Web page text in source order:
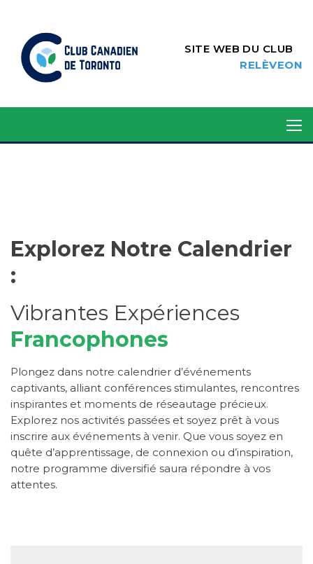
SITE WEB DU CLUB
RELÈVEON
Explorez Notre Calendrier
:
Vibrantes Expériences
Francophones
Plongez dans notre calendrier d’événements
captivants, alliant conférences stimulantes, rencontres
inspirantes et moments de réseautage précieux.
Explorez nos activités passées et soyez prêt à vous
inscrire aux événements à venir. Que vous soyez en
quête d’apprentissage, de connexion ou d’inspiration,
notre programme diversifié saura répondre à vos
attentes.